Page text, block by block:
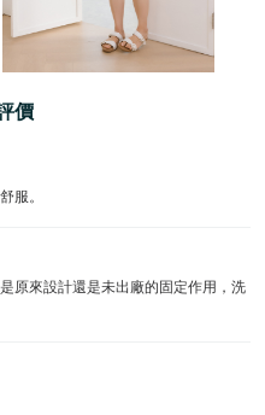
價
服。
原來設計還是未出廠的固定作用，洗